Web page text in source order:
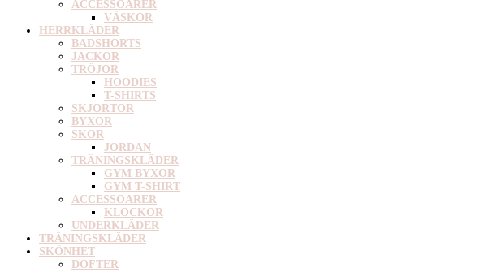
ACCESSOARER
VÄSKOR
HERRKLÄDER
BADSHORTS
JACKOR
TRÖJOR
HOODIES
T-SHIRTS
SKJORTOR
BYXOR
SKOR
JORDAN
TRÄNINGSKLÄDER
GYM BYXOR
GYM T-SHIRT
ACCESSOARER
KLOCKOR
UNDERKLÄDER
TRÄNINGSKLÄDER
SKÖNHET
DOFTER